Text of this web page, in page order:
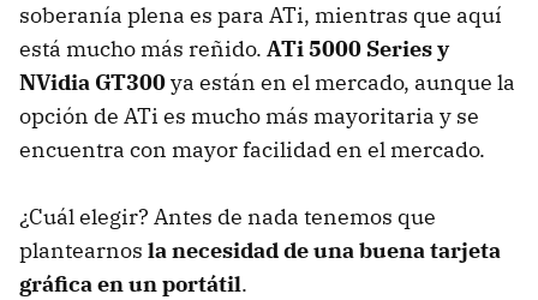
soberanía plena es para ATi, mientras que aquí
está mucho más reñido. ATi 5000 Series y
NVidia GT300ya están en el mercado, aunque la
opción de ATi es mucho más mayoritaria y se
encuentra con mayor facilidad en el mercado.
¿Cuál elegir? Antes de nada tenemos que
plantearnos la necesidad de una buena tarjeta
gráfica en un portátil.